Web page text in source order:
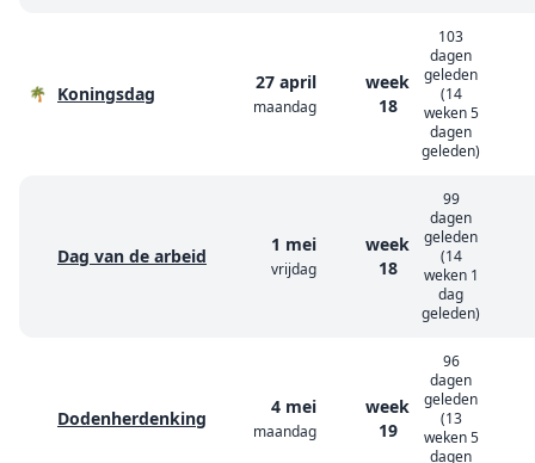
🌴 Koningsdag
27 april
maandag
week
18
103
dagen
geleden
(14
weken 5
dagen
geleden)
Dag van de arbeid
1 mei
vrijdag
week
18
99
dagen
geleden
(14
weken 1
dag
geleden)
Dodenherdenking
4 mei
maandag
week
19
96
dagen
geleden
(13
weken 5
dagen